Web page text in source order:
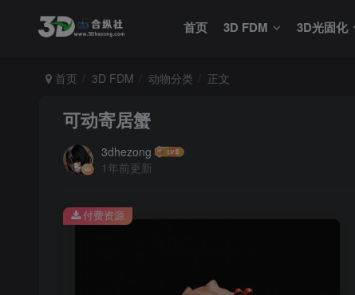
首页 3D FDM 3D光固化
首页 3D FDM 动物分类 正文
可动寄居蟹
3dhezong
1年前更新
付费资源